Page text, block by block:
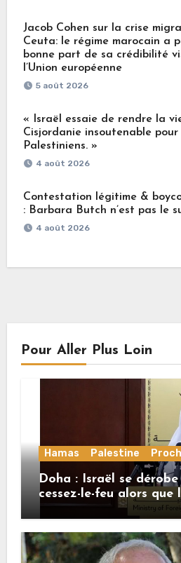
Jacob Cohen sur la crise
Ceuta: le régime marocain a
bonne part de sa crédibilité
l’Union européenne
5 août 2026
« Israël essaie de rendre la
Cisjordanie insoutenable pour
Palestiniens. »
4 août 2026
Contestation légitime &
: Barbara Butch n’est pas le
4 août 2026
Pour Aller Plus Loin
Hamas Palestine
Doha : Israël se
cessez-le-feu alors que
honore ses